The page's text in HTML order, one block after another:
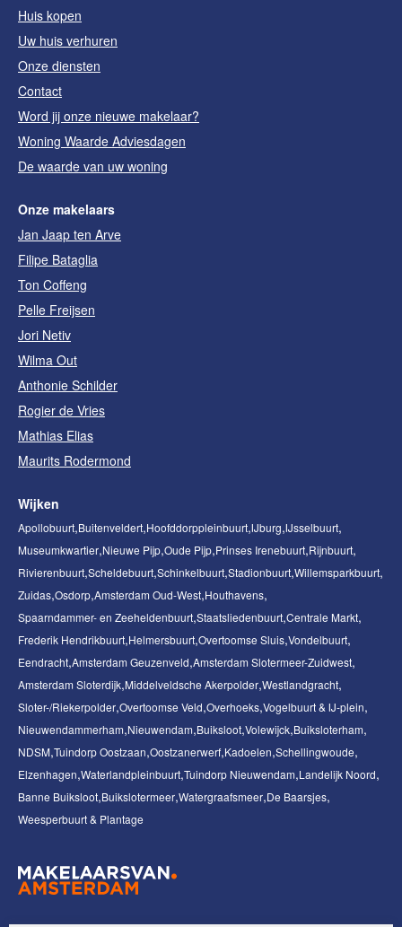
Huis kopen
Uw huis verhuren
Onze diensten
Contact
Word jij onze nieuwe makelaar?
Woning Waarde Adviesdagen
De waarde van uw woning
Onze makelaars
Jan Jaap ten Arve
Filipe Bataglia
Ton Coffeng
Pelle Freijsen
Jori Netiv
Wilma Out
Anthonie Schilder
Rogier de Vries
Mathias Elias
Maurits Rodermond
Wijken
Apollobuurt Buitenveldert Hoofddorppleinbuurt IJburg IJsselbuurt
Museumkwartier Nieuwe Pijp Oude Pijp Prinses Irenebuurt Rijnbuurt
Rivierenbuurt Scheldebuurt Schinkelbuurt Stadionbuurt Willemsparkbuurt
Zuidas Osdorp Amsterdam Oud-West Houthavens
Spaarndammer- en Zeeheldenbuurt Staatsliedenbuurt Centrale Markt
Frederik Hendrikbuurt Helmersbuurt Overtoomse Sluis Vondelbuurt
Eendracht Amsterdam Geuzenveld Amsterdam Slotermeer-Zuidwest
Amsterdam Sloterdijk Middelveldsche Akerpolder Westlandgracht
Sloter-/Riekerpolder Overtoomse Veld Overhoeks Vogelbuurt & IJ-plein
Nieuwendammerham Nieuwendam Buiksloot Volewijck Buiksloterham
NDSM Tuindorp Oostzaan Oostzanerwerf Kadoelen Schellingwoude
Elzenhagen Waterlandpleinbuurt Tuindorp Nieuwendam Landelijk Noord
Banne Buiksloot Buikslotermeer Watergraafsmeer De Baarsjes
Weesperbuurt & Plantage